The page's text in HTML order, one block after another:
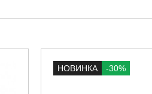
НОВИНКА -30%